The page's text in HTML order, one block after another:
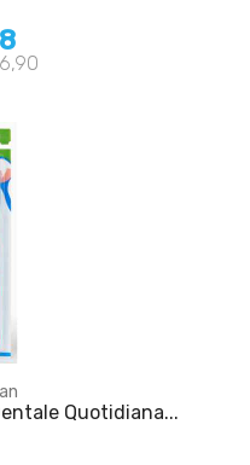
Quotidiana...